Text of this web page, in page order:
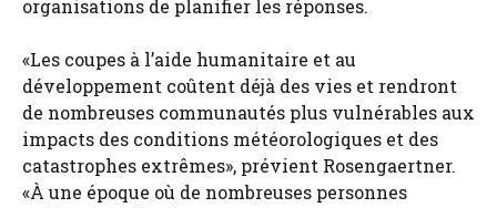
organisations de planifier les réponses.
«Les coupes à l’aide humanitaire et au
développement coûtent déjà des vies et rendront
de nombreuses communautés plus vulnérables aux
impacts des conditions météorologiques et des
catastrophes extrêmes», prévient Rosengaertner.
«À une époque où de nombreuses personnes